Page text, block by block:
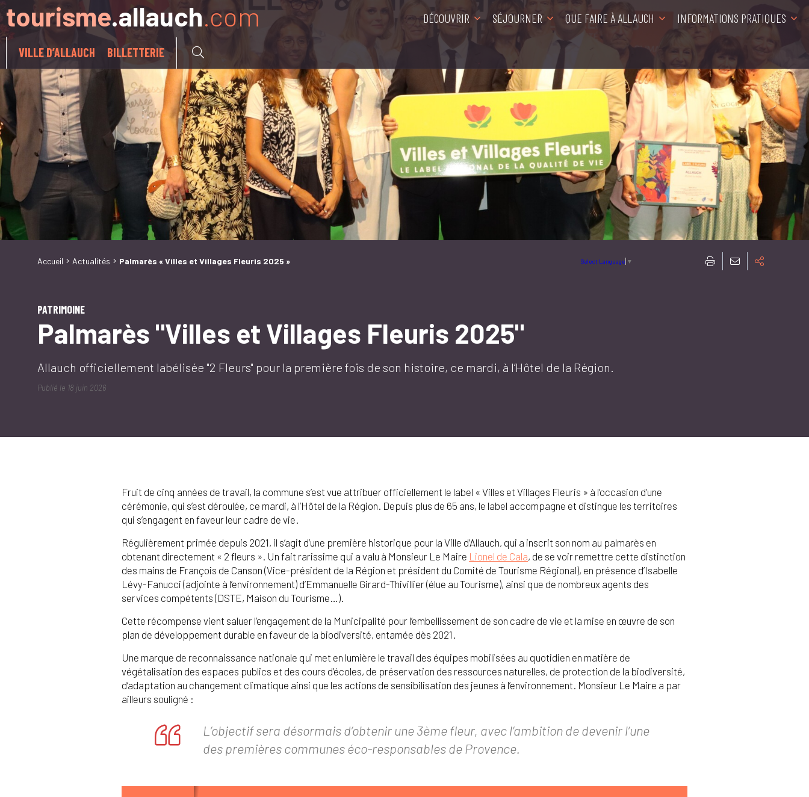
Aller à:
tourisme.allauch.com DÉCOUVRIR SÉJOURNER QUE FAIRE À ALLAUCH INFORMATIONS PRATIQUES
VILLE D’ALLAUCH BILLETTERIE
Accueil Actualités Palmarès « Villes et Villages Fleuris 2025 » Select Language ▼
PATRIMOINE
Palmarès "Villes et Villages Fleuris 2025"
Allauch officiellement labélisée "2 Fleurs" pour la première fois de son histoire, ce mardi, à l’Hôtel de la Région.
Publié le 18 juin 2026
Fruit de cinq années de travail, la commune s’est vue attribuer officiellement le label « Villes et Villages Fleuris » à l’occasion d’une
cérémonie, qui s’est déroulée, ce mardi, à l’Hôtel de la Région. Depuis plus de 65 ans, le label accompagne et distingue les territoires
qui s’engagent en faveur leur cadre de vie.
Régulièrement primée depuis 2021, il s’agit d’une première historique pour la Ville d’Allauch, qui a inscrit son nom au palmarès en
obtenant directement « 2 fleurs ». Un fait rarissime qui a valu à Monsieur Le Maire Lionel de Cala, de se voir remettre cette distinction
des mains de François de Canson (Vice-président de la Région et président du Comité de Tourisme Régional), en présence d’Isabelle
Lévy-Fanucci (adjointe à l’environnement) d’Emmanuelle Girard-Thivillier (élue au Tourisme), ainsi que de nombreux agents des
services compétents (DSTE, Maison du Tourisme…).
Cette récompense vient saluer l’engagement de la Municipalité pour l’embellissement de son cadre de vie et la mise en œuvre de son
plan de développement durable en faveur de la biodiversité, entamée dès 2021.
Une marque de reconnaissance nationale qui met en lumière le travail des équipes mobilisées au quotidien en matière de
végétalisation des espaces publics et des cours d’écoles, de préservation des ressources naturelles, de protection de la biodiversité,
d’adaptation au changement climatique ainsi que les actions de sensibilisation des jeunes à l’environnement. Monsieur Le Maire a par
ailleurs souligné :
L’objectif sera désormais d’obtenir une 3ème fleur, avec l’ambition de devenir l’une
des premières communes éco-responsables de Provence.